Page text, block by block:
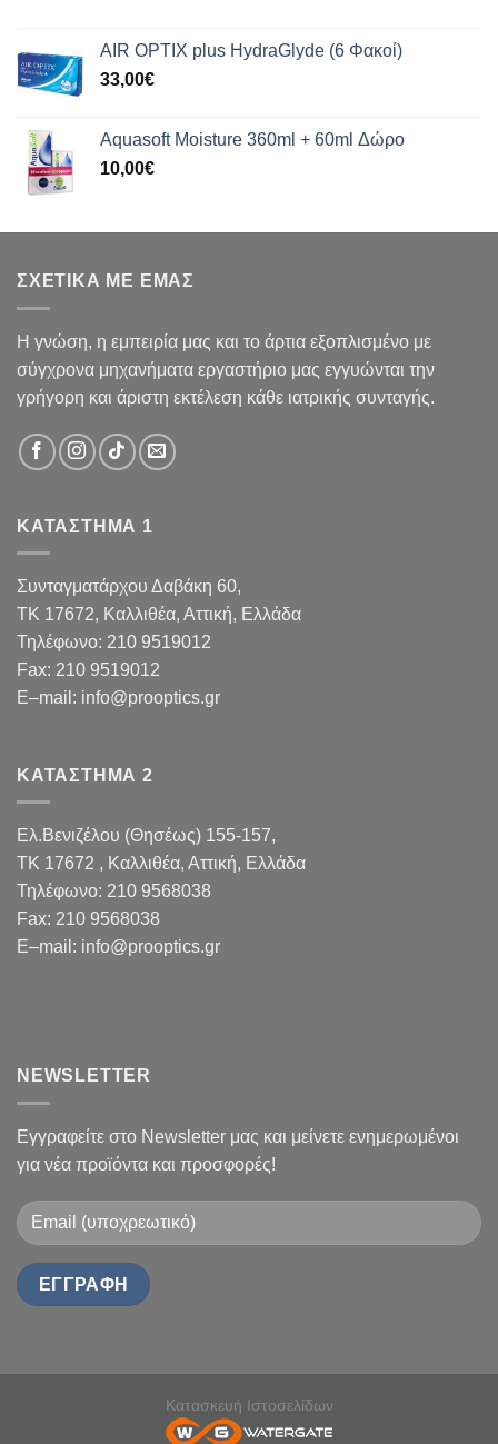
AIR OPTIX plus HydraGlyde (6 Φακοί)
33,00€
Aquasoft Moisture 360ml + 60ml Δώρο
10,00€
ΣΧΕΤΙΚΑ ΜΕ ΕΜΑΣ
Η γνώση, η εμπειρία μας και το άρτια εξοπλισμένο με
σύγχρονα μηχανήματα εργαστήριο μας εγγυώνται την
γρήγορη και άριστη εκτέλεση κάθε ιατρικής συνταγής.
ΚΑΤΑΣΤΗΜΑ 1
Συνταγματάρχου Δαβάκη 60,
TK 17672, Καλλιθέα, Αττική, Ελλάδα
Τηλέφωνο: 210 9519012
Fax: 210 9519012
E–mail : info@prooptics.gr
ΚΑΤΑΣΤΗΜΑ 2
Ελ.Βενιζέλου (Θησέως) 155-157,
TK 17672 , Καλλιθέα, Αττική, Ελλάδα
Τηλέφωνο: 210 9568038
Fax: 210 9568038
E–mail : info@prooptics.gr
NEWSLETTER
Εγγραφείτε στο Newsletter μας και μείνετε ενημερωμένοι
για νέα προϊόντα και προσφορές!
Κατασκευή Ιστοσελίδων